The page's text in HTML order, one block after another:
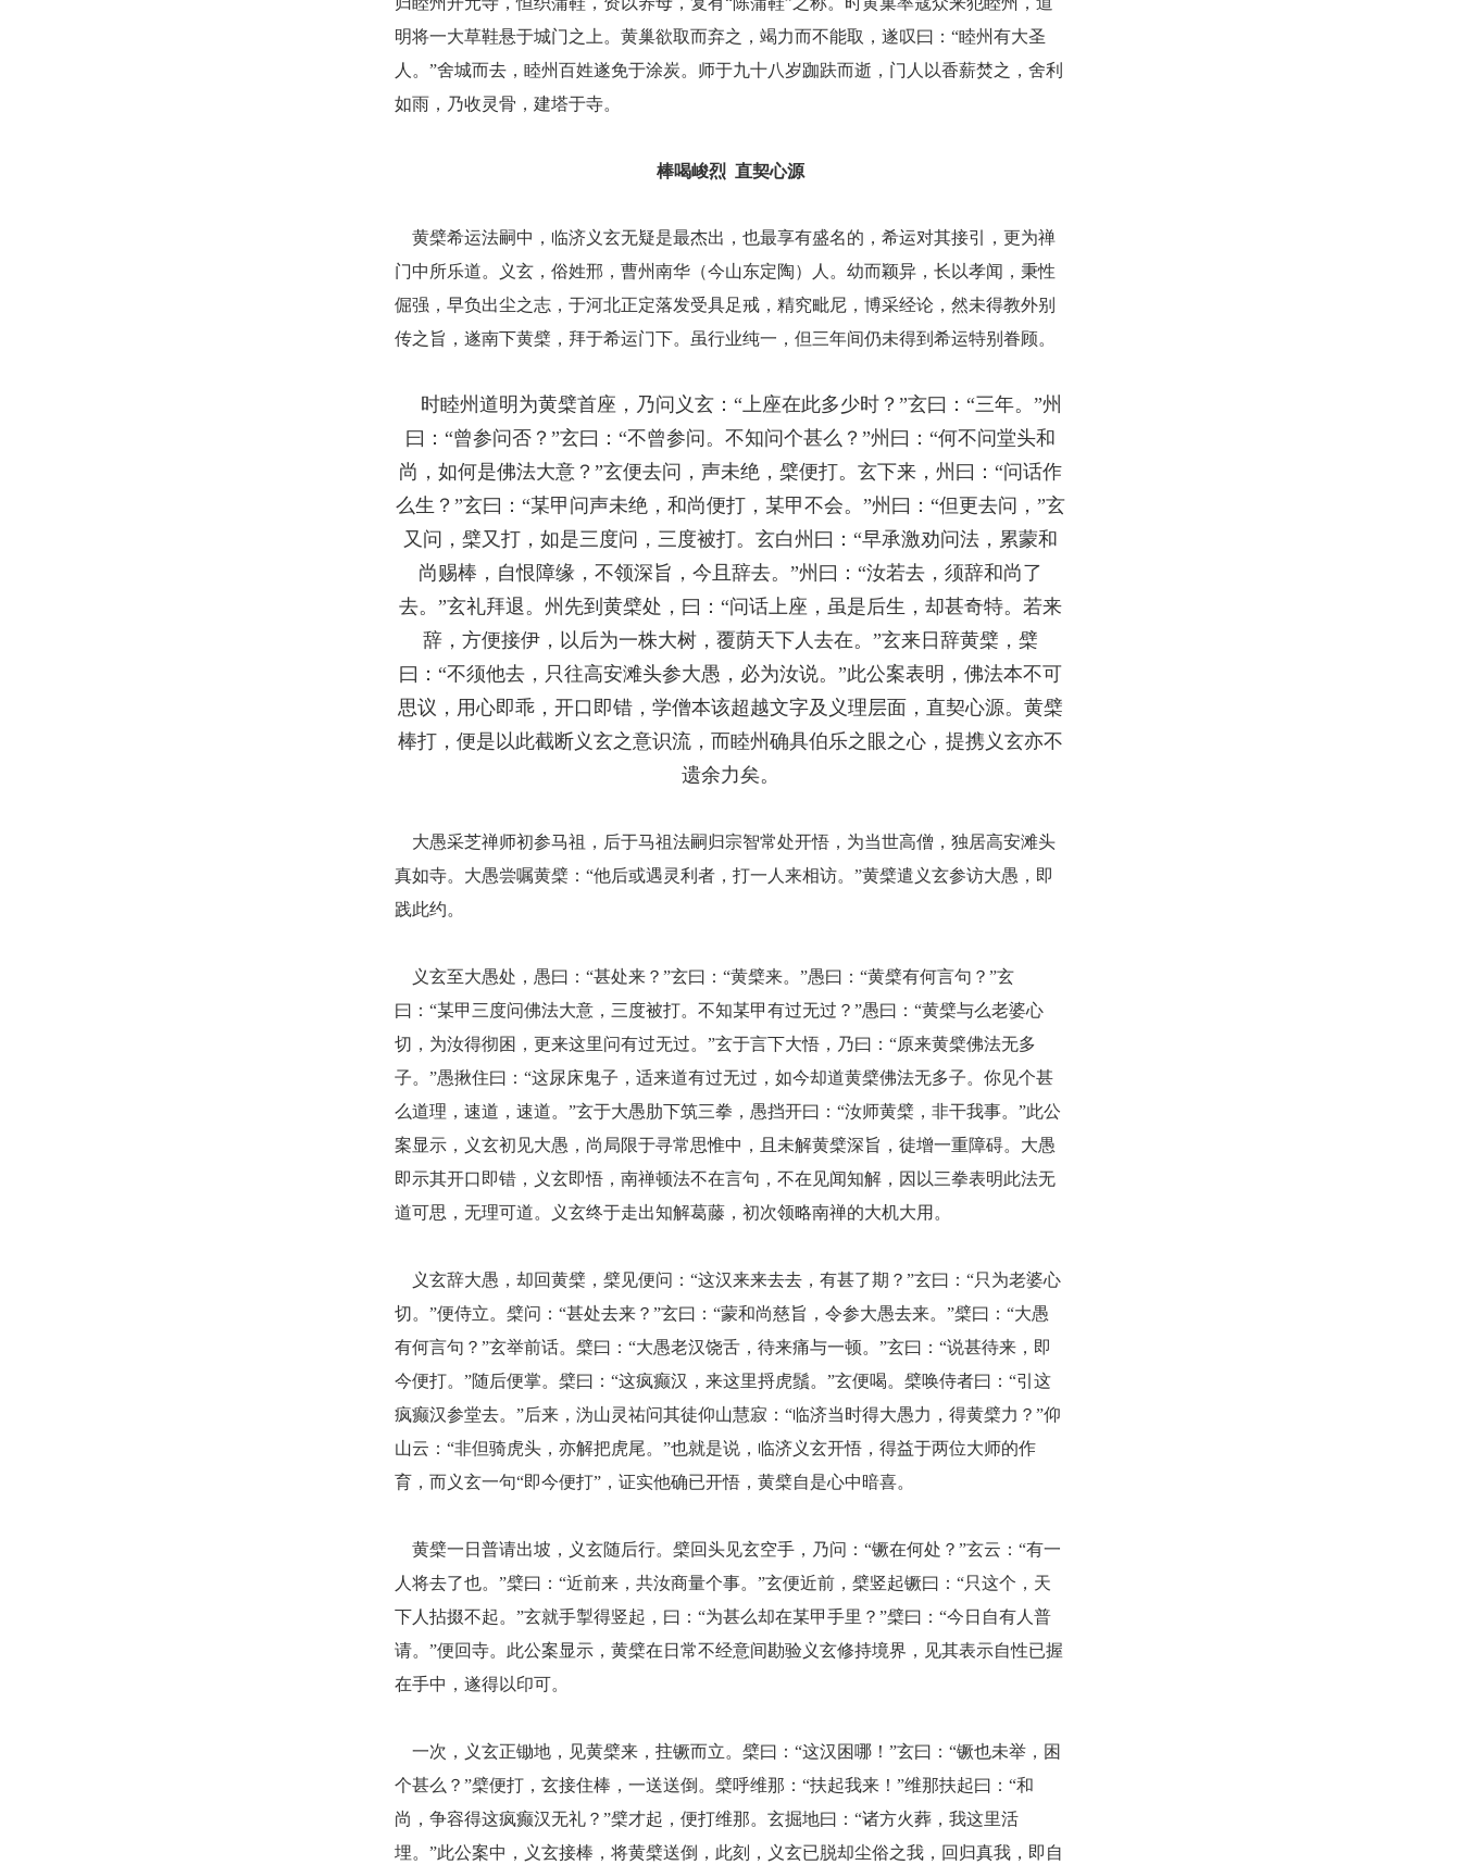
明将一大草鞋悬于城门之上。黄巢欲取而弃之，竭力而不能取，遂叹曰：“睦州有大圣
人。”舍城而去，睦州百姓遂免于涂炭。师于九十八岁跏趺而逝，门人以香薪焚之，舍利
如雨，乃收灵骨，建塔于寺。
棒喝峻烈 直契心源
黄檗希运法嗣中，临济义玄无疑是最杰出，也最享有盛名的，希运对其接引，更为禅
门中所乐道。义玄，俗姓邢，曹州南华（今山东定陶）人。幼而颖异，长以孝闻，秉性
倔强，早负出尘之志，于河北正定落发受具足戒，精究毗尼，博采经论，然未得教外别
传之旨，遂南下黄檗，拜于希运门下。虽行业纯一，但三年间仍未得到希运特别眷顾。
时睦州道明为黄檗首座，乃问义玄： “上座在此多少时？”玄曰：“三年。”州
曰：“曾参问否？”玄曰：“不曾参问。不知问个甚么？”州曰：“何不问堂头和
尚，如何是佛法大意？”玄便去问，声未绝，檗便打。玄下来，州曰：“问话作
么生？”玄曰：“某甲问声未绝，和尚便打，某甲不会。”州曰：“但更去问，”玄
又问，檗又打，如是三度问，三度被打。玄白州曰：“早承激劝问法，累蒙和
尚赐棒，自恨障缘，不领深旨，今且辞去。”州曰：“汝若去，须辞和尚了
去。”玄礼拜退。州先到黄檗处，曰：“问话上座，虽是后生，却甚奇特。若来
辞，方便接伊，以后为一株大树，覆荫天下人去在。”玄来日辞黄檗，檗
曰：“不须他去，只往高安滩头参大愚，必为汝说。”此公案表明，佛法本不可
思议，用心即乖，开口即错，学僧本该超越文字及义理层面，直契心源。黄檗
棒打，便是以此截断义玄之意识流，而睦州确具伯乐之眼之心，提携义玄亦不
遗余力矣。
大愚采芝禅师初参马祖，后于马祖法嗣归宗智常处开悟，为当世高僧，独居高安滩头
真如寺。大愚尝嘱黄檗：“他后或遇灵利者，打一人来相访。”黄檗遣义玄参访大愚，即
践此约。
义玄至大愚处，愚曰：“甚处来？”玄曰：“黄檗来。”愚曰：“黄檗有何言句？”玄
曰：“某甲三度问佛法大意，三度被打。不知某甲有过无过？”愚曰：“黄檗与么老婆心
切，为汝得彻困，更来这里问有过无过。”玄于言下大悟，乃曰：“原来黄檗佛法无多
子。”愚揪住曰：“这尿床鬼子，适来道有过无过，如今却道黄檗佛法无多子。你见个甚
么道理，速道，速道。”玄于大愚肋下筑三拳，愚挡开曰：“汝师黄檗，非干我事。”此公
案显示，义玄初见大愚，尚局限于寻常思惟中，且未解黄檗深旨，徒增一重障碍。大愚
即示其开口即错，义玄即悟，南禅顿法不在言句，不在见闻知解，因以三拳表明此法无
道可思，无理可道。义玄终于走出知解葛藤，初次领略南禅的大机大用。
义玄辞大愚，却回黄檗，檗见便问：“这汉来来去去，有甚了期？”玄曰：“只为老婆心
切。”便侍立。檗问：“甚处去来？”玄曰：“蒙和尚慈旨，令参大愚去来。”檗曰：“大愚
有何言句？”玄举前话。檗曰：“大愚老汉饶舌，待来痛与一顿。”玄曰：“说甚待来，即
今便打。”随后便掌。檗曰：“这疯癫汉，来这里捋虎鬚。”玄便喝。檗唤侍者曰：“引这
疯癫汉参堂去。”后来，沩山灵祐问其徒仰山慧寂：“临济当时得大愚力，得黄檗力？”仰
山云：“非但骑虎头，亦解把虎尾。”也就是说，临济义玄开悟，得益于两位大师的作
育，而义玄一句“即今便打”，证实他确已开悟，黄檗自是心中暗喜。
黄檗一日普请出坡，义玄随后行。檗回头见玄空手，乃问：“镢在何处？”玄云：“有一
人将去了也。”檗曰：“近前来，共汝商量个事。”玄便近前，檗竖起镢曰：“只这个，天
下人拈掇不起。”玄就手掣得竖起，曰：“为甚么却在某甲手里？”檗曰：“今日自有人普
请。”便回寺。此公案显示，黄檗在日常不经意间勘验义玄修持境界，见其表示自性已握
在手中，遂得以印可。
一次，义玄正锄地，见黄檗来，拄镢而立。檗曰：“这汉困哪！”玄曰：“镢也未举，困
个甚么？”檗便打，玄接住棒，一送送倒。檗呼维那：“扶起我来！”维那扶起曰：“和
尚，争容得这疯癫汉无礼？”檗才起，便打维那。玄掘地曰：“诸方火葬，我这里活
埋。”此公案中，义玄接棒，将黄檗送倒，此刻，义玄已脱却尘俗之我，回归真我，即自